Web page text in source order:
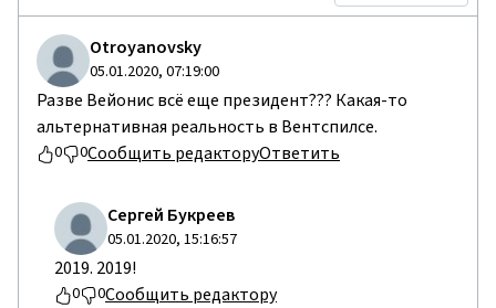
Otroyanovsky
05.01.2020, 07:19:00
Разве Вейонис всё еще президент??? Какая-то
альтернативная реальность в Вентспилсе.
0 0Сообщить редакторуОтветить
Сергей Букреев
05.01.2020, 15:16:57
2019. 2019!
0 0Сообщить редактору